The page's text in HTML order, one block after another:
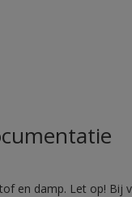
en damp. Let op! Bij